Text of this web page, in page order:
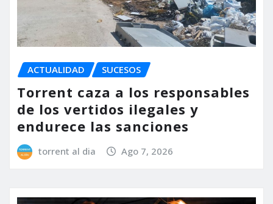
ACTUALIDAD SUCESOS
Torrent caza a los responsables
de los vertidos ilegales y
endurece las sanciones
torrent al dia Ago 7, 2026